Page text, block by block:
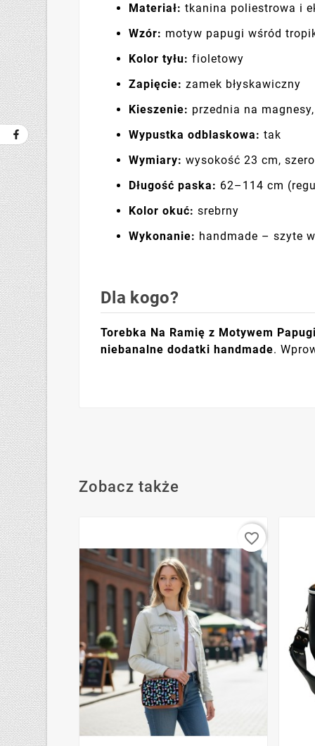
Materiał: tkanina poliestrowa i
Wzór: motyw papugi wśród
Kolor tyłu: fioletowy
Zapięcie: zamek błyskawiczny
Kieszenie: przednia na
Wypustka odblaskowa: tak
Wymiary: wysokość 23 cm,
Długość paska: 62–114 cm
Kolor okuć: srebrny
Wykonanie: handmade – szyte
Dla kogo?
Torebka Na Ramię z Motywem
niebanalne dodatki handmade.
Zobacz także
favorite_border